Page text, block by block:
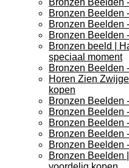
Bronzen Beelden
Bronzen Beelden
Bronzen Beelden
Bronzen Beelden
Bronzen beeld |
speciaal moment
Bronzen Beelden
Horen Zien
kopen
Bronzen Beelden
Bronzen Beelden
Bronzen Beelden
Bronzen Beelden
Bronzen Beelden
Bronzen Beelden